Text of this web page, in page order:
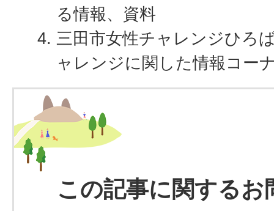
る情報、資料
三田市女性チャレンジひろ
ャレンジに関した情報コー
この記事に関するお